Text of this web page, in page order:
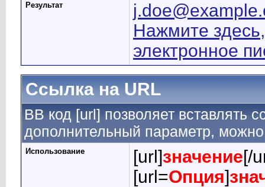
Результат
Нажмите
электронное
Ссылка на URL
BB код [url] позволяет
дополнительный параметр, можно
Использование [url]значение[/
[url=Опция]